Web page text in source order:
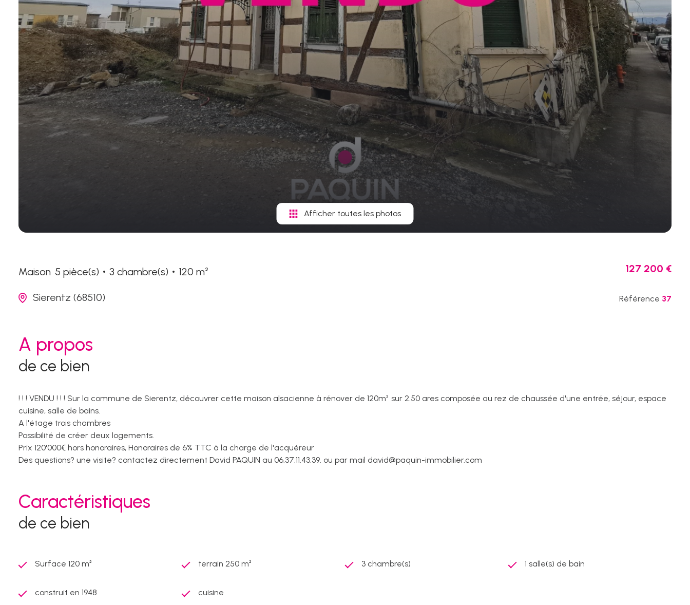
Afficher toutes les photos
Maison 5 pièce(s) 3 chambre(s) 120 m²
Sierentz (68510)
127 200 €
Référence 37
A propos
de ce bien
! ! ! VENDU ! ! ! Sur la commune de Sierentz, découvrer cette maison alsacienne à rénover de 120m² sur 2.50 ares composée au rez de chaussée d'une entrée, séjour, espace
cuisine, salle de bains.
A l'étage trois chambres
Possibilité de créer deux logements.
Prix 120'000€ hors honoraires, Honoraires de 6% TTC à la charge de l'acquéreur
Des questions? une visite? contactez directement David PAQUIN au 06.37.11.43.39. ou par mail david@paquin-immobilier.com
Caractéristiques
de ce bien
Surface 120 m² terrain 250 m² 3 chambre(s) 1 salle(s) de bain
construit en 1948 cuisine